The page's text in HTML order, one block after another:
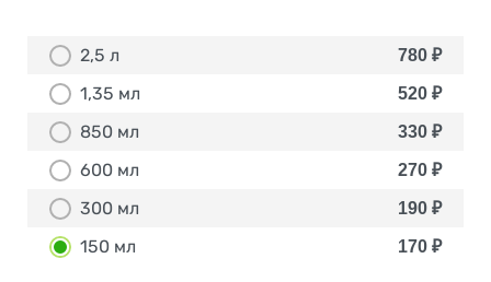
2,5 л 780 ₽
1,35 мл 520 ₽
850 мл 330 ₽
600 мл 270 ₽
300 мл 190 ₽
150 мл 170 ₽